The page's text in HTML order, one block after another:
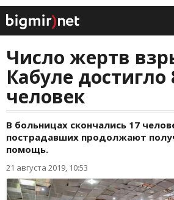
Число жертв
Кабуле достигло
человек
В больницах скончались 17
пострадавших продолжают
помощь.
21 августа 2019, 10:53